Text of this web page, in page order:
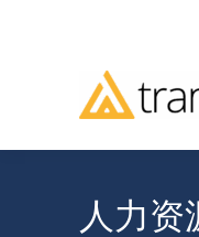
人力资